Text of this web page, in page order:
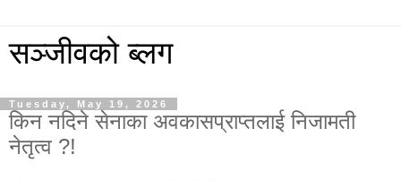
सञ्जीवको ब्लग
Tuesday, May 19, 2026
किन नदिने सेनाका अवकासप्राप्तलाई निजामती
नेतृत्व ?!